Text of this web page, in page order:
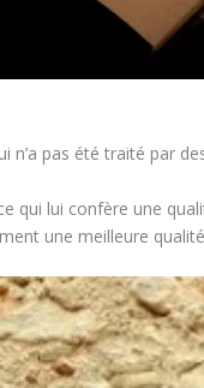
n’a pas été traité par
qui lui confère une
une meilleure